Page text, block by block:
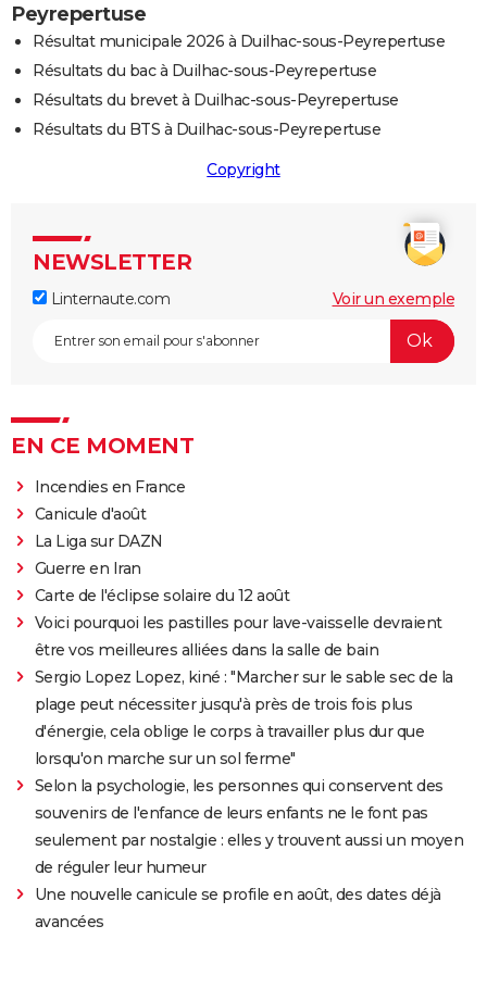
Peyrepertuse
Résultat municipale 2026 à Duilhac-sous-Peyrepertuse
Résultats du bac à Duilhac-sous-Peyrepertuse
Résultats du brevet à Duilhac-sous-Peyrepertuse
Résultats du BTS à Duilhac-sous-Peyrepertuse
Copyright
NEWSLETTER
Linternaute.com Voir un exemple
EN CE MOMENT
Incendies en France
Canicule d'août
La Liga sur DAZN
Guerre en Iran
Carte de l'éclipse solaire du 12 août
Voici pourquoi les pastilles pour lave-vaisselle devraient
être vos meilleures alliées dans la salle de bain
Sergio Lopez Lopez, kiné : "Marcher sur le sable sec de la
plage peut nécessiter jusqu'à près de trois fois plus
d'énergie, cela oblige le corps à travailler plus dur que
lorsqu'on marche sur un sol ferme"
Selon la psychologie, les personnes qui conservent des
souvenirs de l'enfance de leurs enfants ne le font pas
seulement par nostalgie : elles y trouvent aussi un moyen
de réguler leur humeur
Une nouvelle canicule se profile en août, des dates déjà
avancées